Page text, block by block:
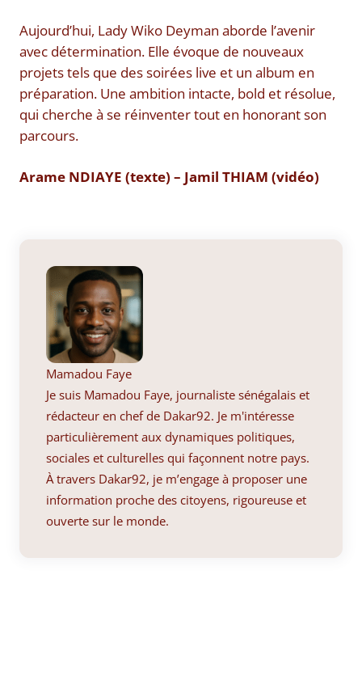
Aujourd’hui, Lady Wiko Deyman aborde l’avenir
avec détermination. Elle évoque de nouveaux
projets tels que des soirées live et un album en
préparation. Une ambition intacte, bold et résolue,
qui cherche à se réinventer tout en honorant son
parcours.
Arame NDIAYE (texte) – Jamil THIAM (vidéo)
Mamadou Faye
Je suis Mamadou Faye, journaliste sénégalais et
rédacteur en chef de Dakar92. Je m'intéresse
particulièrement aux dynamiques politiques,
sociales et culturelles qui façonnent notre pays.
À travers Dakar92, je m’engage à proposer une
information proche des citoyens, rigoureuse et
ouverte sur le monde.